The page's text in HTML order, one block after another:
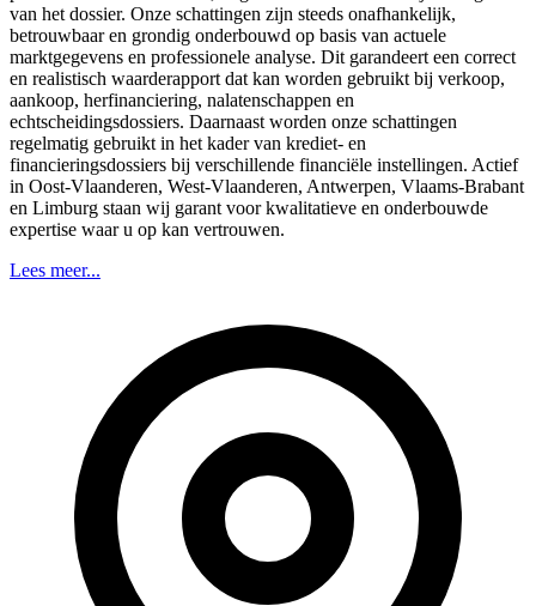
van het dossier. Onze schattingen zijn steeds onafhankelijk,
betrouwbaar en grondig onderbouwd op basis van actuele
marktgegevens en professionele analyse. Dit garandeert een correct
en realistisch waarderapport dat kan worden gebruikt bij verkoop,
aankoop, herfinanciering, nalatenschappen en
echtscheidingsdossiers. Daarnaast worden onze schattingen
regelmatig gebruikt in het kader van krediet- en
financieringsdossiers bij verschillende financiële instellingen. Actief
in Oost-Vlaanderen, West-Vlaanderen, Antwerpen, Vlaams-Brabant
en Limburg staan wij garant voor kwalitatieve en onderbouwde
expertise waar u op kan vertrouwen.
Lees meer...